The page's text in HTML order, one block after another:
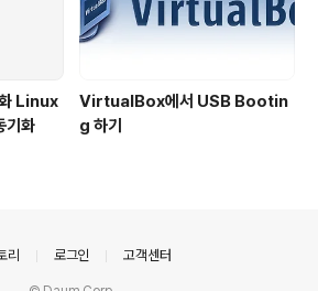
Linux
기화
VirtualBox에서 USB Bootin
g 하기
리 로그인 고객센터